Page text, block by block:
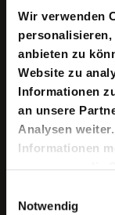
Wir verwenden
anbieten zu
Website zu
Informationen
an unsere
Analysen
Informationen
gesammelt
Notwendig
1979 in
war sie am
zahlreichen
Peymann,
Außerdem